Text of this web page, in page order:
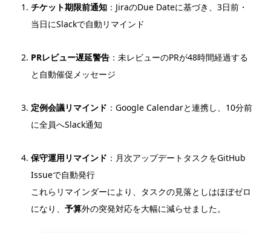
チケット期限前通知 ：JiraのDue Dateに基づき、3日前・
当日にSlackで自動リマインド
PRレビュー遅延警告 ：未レビューのPRが48時間経過する
と自動催促メッセージ
定例会議リマインド ：Google Calendarと連携し、10分前
に全員へSlack通知
保守運用リマインド ：月次アップデートタスクをGitHub
Issueで自動発行
これらリマインダーにより、タスクの見落としはほぼゼロ
になり、 予算外の突発対応を大幅に減らせました。